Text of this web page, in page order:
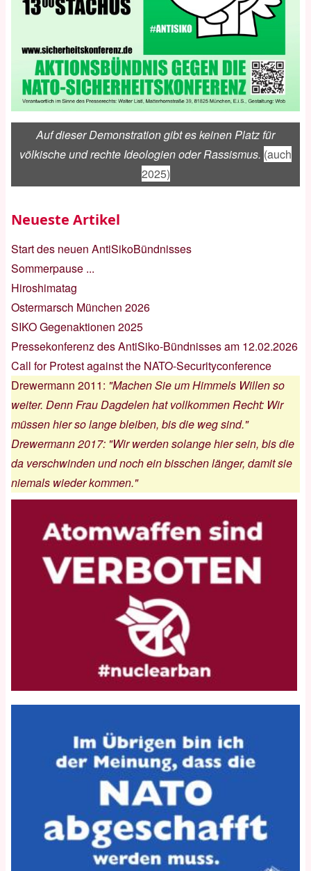
Auf dieser Demonstration gibt es keinen Platz für
völkische und rechte Ideologien oder Rassismus. (auch
2025)
Neueste Artikel
Start des neuen AntiSikoBündnisses
Sommerpause ...
Hiroshimatag
Ostermarsch München 2026
SIKO Gegenaktionen 2025
Pressekonferenz des AntiSiko-Bündnisses am 12.02.2026
Call for Protest against the NATO-Securityconference
Drewermann 2011: "Machen Sie um Himmels Willen so
weiter. Denn Frau Dagdelen hat vollkommen Recht: Wir
müssen hier so lange bleiben, bis die weg sind."
Drewermann 2017: "Wir werden solange hier sein, bis die
da verschwinden und noch ein bisschen länger, damit sie
niemals wieder kommen."